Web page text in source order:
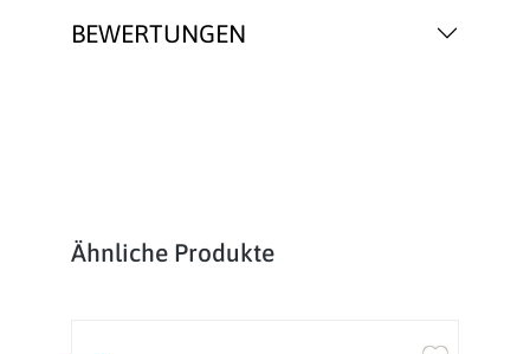
BEWERTUNGEN
Produktgalerie überspringen
Ähnliche Produkte